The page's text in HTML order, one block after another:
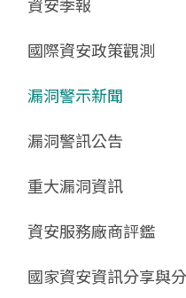
GCB說明文件
GCB部署資源
GCB終止支援
數位影片教材
FAQ
驗證進度
國際資安政策觀測
漏洞警示新聞
漏洞警訊公告
重大漏洞資訊
Zerologon
MSHTML
資安服務廠商評鑑
國家資安資訊分享與